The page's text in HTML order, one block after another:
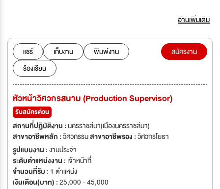
อยู่สบายสร้างบ้านมาแล้วกว่า 3,000 หลัง บนพื้นที่กว่า 4,000 ไร่ มีลูกบ้าน
มากกว่า 10,000 ชีวิต เพียงเพราะคำๆ เดียวที่ทำให้เรามาได้ไกลถึงเพียงนี้ นั่น
คือ… “ลูกค้า” โครงการบ้านอยู่สบาย เป็นจุดเริ่มต้นของชีวิตที่ดี ทีมงานบ้านอยู่
สบายทุกคนเชื่อเสมอว่าความจริงใจต่อลูกบ้านทุกท่าน คือ สิ่งที่ช่วยผลักดันให้
บ้านอยู่สบาย เป็นโครงการที่ได้รับการตอบรับที่ดีมาโดยตลอด เราคิดเสมอว่า
"ลูกบ้านทุกท่าน คือ สมาชิกในครอบครัวของเรา เราจึงใส่ใจในทุกขั้นตอนการ
ผลิตและการให้บริการ"
อ่านเพิ่มเติม
แชร์ เก็บงาน
พิมพ์งาน
ร้องเรียน
สมัครงาน
หัวหน้าวิศวกรสนาม (Production Supervisor)
รับสมัครด่วน
สถานที่ปฏิบัติงาน :นครราชสีมา(เมืองนครราชสีมา)
สาขาอาชีพหลัก :วิศวกรรมสาขาอาชีพรอง :วิศวกรโยธา
รูปแบบงาน :งานประจำ
ระดับตำแหน่งงาน : เจ้าหน้าที่
จำนวนที่รับ : 1 ตำแหน่ง
เงินเดือน(บาท) :25,000 - 45,000